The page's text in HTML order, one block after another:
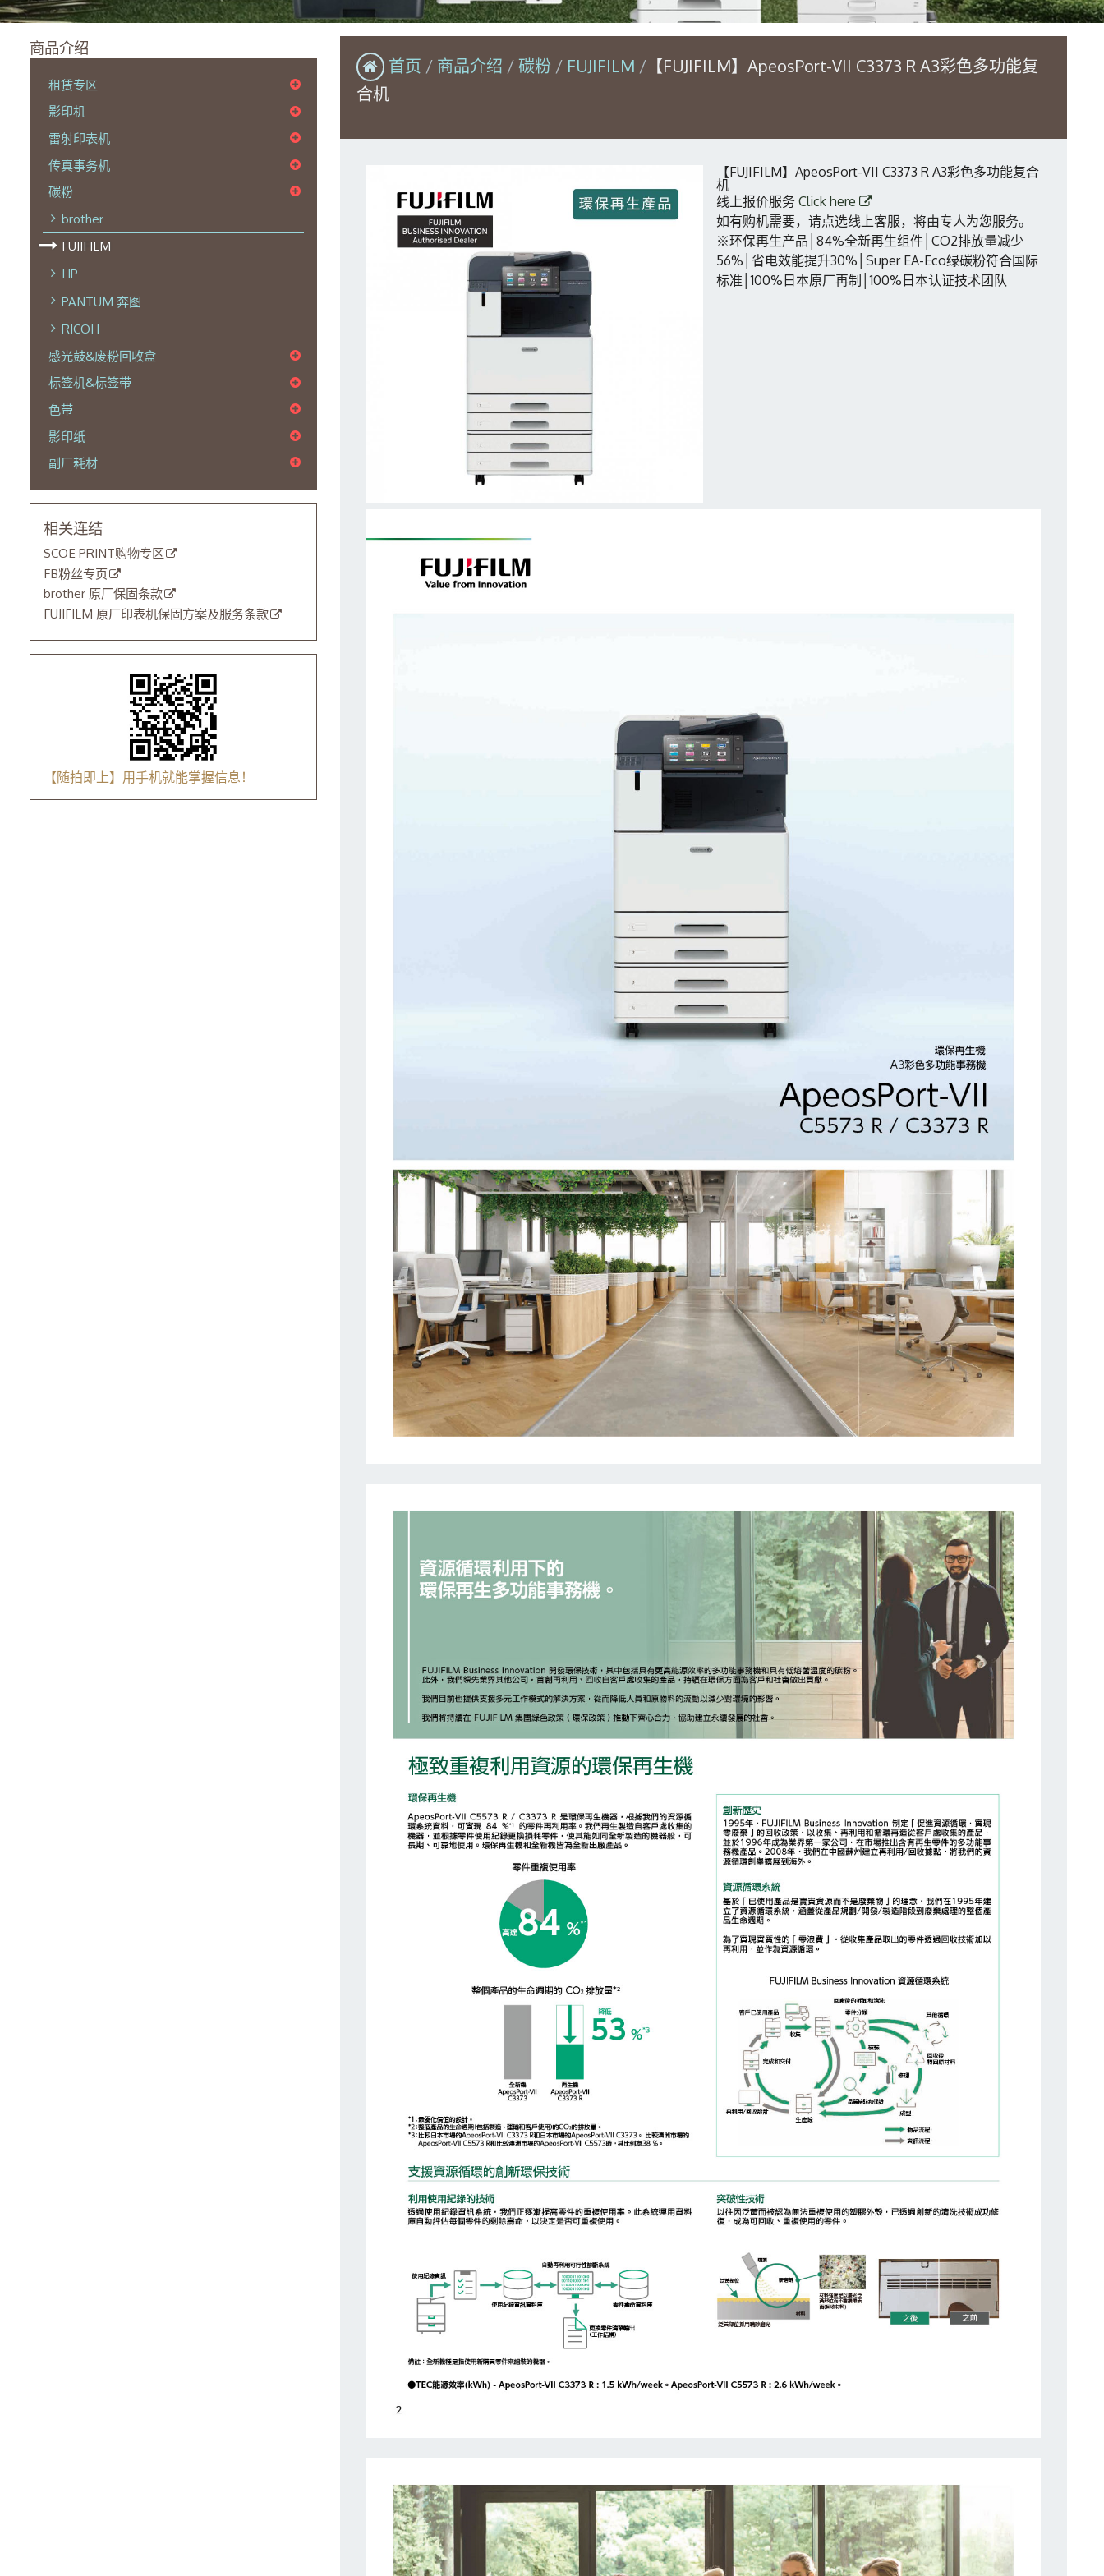
商品介绍
租赁专区
影印机
雷射印表机
传真事务机
碳粉
brother
FUJIFILM
HP
PANTUM 奔图
RICOH
感光鼓&废粉回收盒
标签机&标签带
色带
影印纸
副厂耗材
相关连结
SCOE PRINT购物专区
FB粉丝专页
brother 原厂保固条款
FUJIFILM 原厂印表机保固方案及服务条款
【随拍即上】用手机就能掌握信息！
首页 商品介绍 碳粉 FUJIFILM
【FUJIFILM】ApeosPort-VII C3373 R A3彩色多功能复
合机
【FUJIFILM】ApeosPort-VII C3373 R A3彩色多功能复合
机
线上报价服务 Click here
如有购机需要，请点选线上客服，将由专人为您服务。
※环保再生产品│84%全新再生组件│CO2排放量减少
56%│省电效能提升30%│Super EA-Eco绿碳粉符合国际
标准│100%日本原厂再制│100%日本认证技术团队